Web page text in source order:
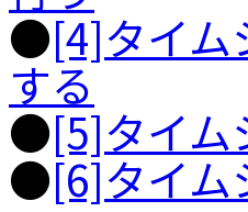
●[4]タイム
する
●[5]タイム
●[6]タイム